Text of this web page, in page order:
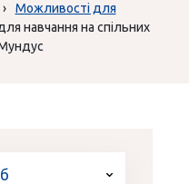
›
Можливості для
навчання на спільних